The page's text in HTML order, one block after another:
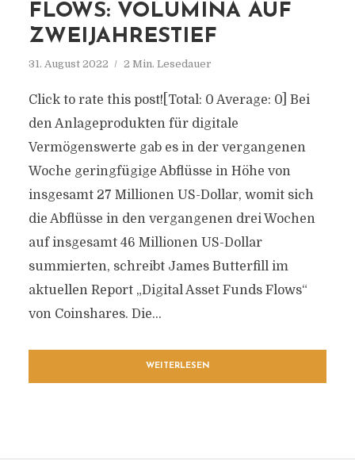
FLOWS: VOLUMINA AUF
ZWEIJAHRESTIEF
31. August 2022 2 Min. Lesedauer
Click to rate this post![Total: 0 Average: 0] Bei
den Anlageprodukten für digitale
Vermögenswerte gab es in der vergangenen
Woche geringfügige Abflüsse in Höhe von
insgesamt 27 Millionen US-Dollar, womit sich
die Abflüsse in den vergangenen drei Wochen
auf insgesamt 46 Millionen US-Dollar
summierten, schreibt James Butterfill im
aktuellen Report „Digital Asset Funds Flows“
von Coinshares. Die...
WEITERLESEN